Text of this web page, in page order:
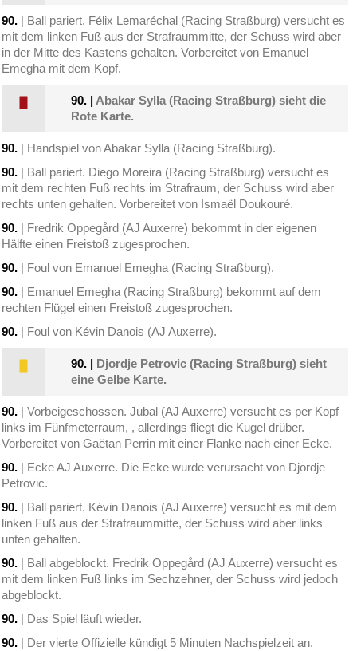
90. | Ball pariert. Félix Lemaréchal (Racing Straßburg) versucht es
mit dem linken Fuß aus der Strafraummitte, der Schuss wird aber
in der Mitte des Kastens gehalten. Vorbereitet von Emanuel
Emegha mit dem Kopf.
90. | Abakar Sylla (Racing Straßburg) sieht die
Rote Karte.
90. | Handspiel von Abakar Sylla (Racing Straßburg).
90. | Ball pariert. Diego Moreira (Racing Straßburg) versucht es
mit dem rechten Fuß rechts im Strafraum, der Schuss wird aber
rechts unten gehalten. Vorbereitet von Ismaël Doukouré.
90. | Fredrik Oppegård (AJ Auxerre) bekommt in der eigenen
Hälfte einen Freistoß zugesprochen.
90. | Foul von Emanuel Emegha (Racing Straßburg).
90. | Emanuel Emegha (Racing Straßburg) bekommt auf dem
rechten Flügel einen Freistoß zugesprochen.
90. | Foul von Kévin Danois (AJ Auxerre).
90. | Djordje Petrovic (Racing Straßburg) sieht
eine Gelbe Karte.
90. | Vorbeigeschossen. Jubal (AJ Auxerre) versucht es per Kopf
links im Fünfmeterraum, , allerdings fliegt die Kugel drüber.
Vorbereitet von Gaëtan Perrin mit einer Flanke nach einer Ecke.
90. | Ecke AJ Auxerre. Die Ecke wurde verursacht von Djordje
Petrovic.
90. | Ball pariert. Kévin Danois (AJ Auxerre) versucht es mit dem
linken Fuß aus der Strafraummitte, der Schuss wird aber links
unten gehalten.
90. | Ball abgeblockt. Fredrik Oppegård (AJ Auxerre) versucht es
mit dem linken Fuß links im Sechzehner, der Schuss wird jedoch
abgeblockt.
90. | Das Spiel läuft wieder.
90. | Der vierte Offizielle kündigt 5 Minuten Nachspielzeit an.